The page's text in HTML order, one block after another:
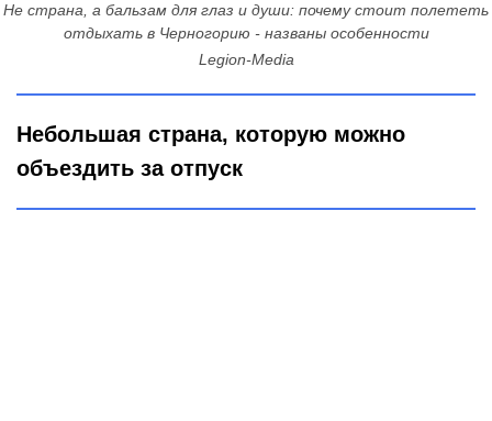
Не страна, а бальзам для глаз и души: почему стоит полететь
отдыхать в Черногорию - названы особенности
Legion-Media
Небольшая страна, которую можно
объездить за отпуск